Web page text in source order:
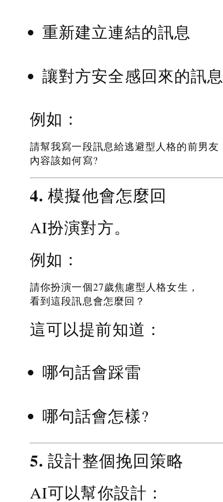
重新建立連結的訊息
讓對方安全感回來的訊
例如：
請幫我寫一段訊息給逃避型人格的前男友
內容該如何寫?
4. 模擬他會怎麼回
AI扮演對方。
例如：
請你扮演一個27歲焦慮型人格女生，
看到這段訊息會怎麼回？
這可以提前知道：
哪句話會踩雷
哪句話會怎樣?
5. 設計整個挽回策略
AI可以幫你設計：